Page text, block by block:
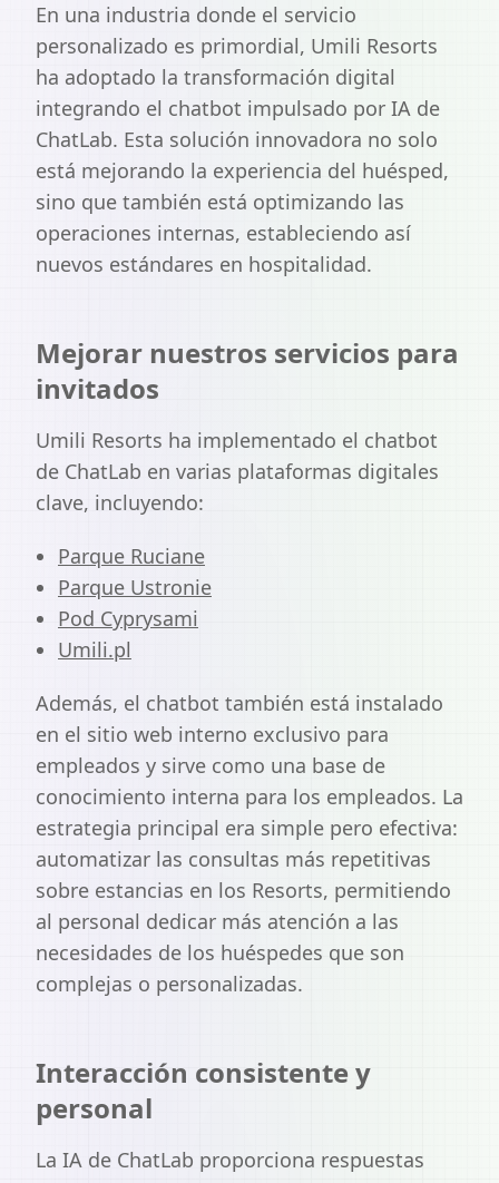
En una industria donde el servicio
personalizado es primordial, Umili Resorts
ha adoptado la transformación digital
integrando el chatbot impulsado por IA de
ChatLab. Esta solución innovadora no solo
está mejorando la experiencia del huésped,
sino que también está optimizando las
operaciones internas, estableciendo así
nuevos estándares en hospitalidad.
Mejorar nuestros servicios para
invitados
Umili Resorts ha implementado el chatbot
de ChatLab en varias plataformas digitales
clave, incluyendo:
Parque Ruciane
Parque Ustronie
Pod Cyprysami
Umili.pl
Además, el chatbot también está instalado
en el sitio web interno exclusivo para
empleados y sirve como una base de
conocimiento interna para los empleados. La
estrategia principal era simple pero efectiva:
automatizar las consultas más repetitivas
sobre estancias en los Resorts, permitiendo
al personal dedicar más atención a las
necesidades de los huéspedes que son
complejas o personalizadas.
Interacción consistente y
personal
La IA de ChatLab proporciona respuestas